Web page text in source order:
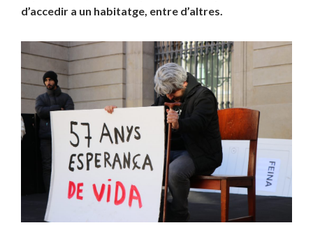
d’accedir a un habitatge, entre d’altres.